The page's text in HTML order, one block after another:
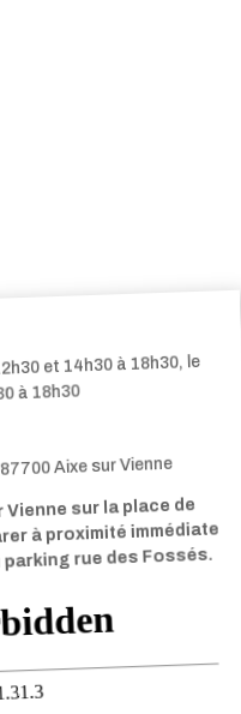
et 14h30 à 18h30, le
à 18h30
Aixe sur Vienne
sur la place de
à proximité immédiate
rue des Fossés.